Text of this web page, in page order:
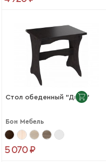
Стол обеденный "Дива"
Бон Мебель
5 070 ₽